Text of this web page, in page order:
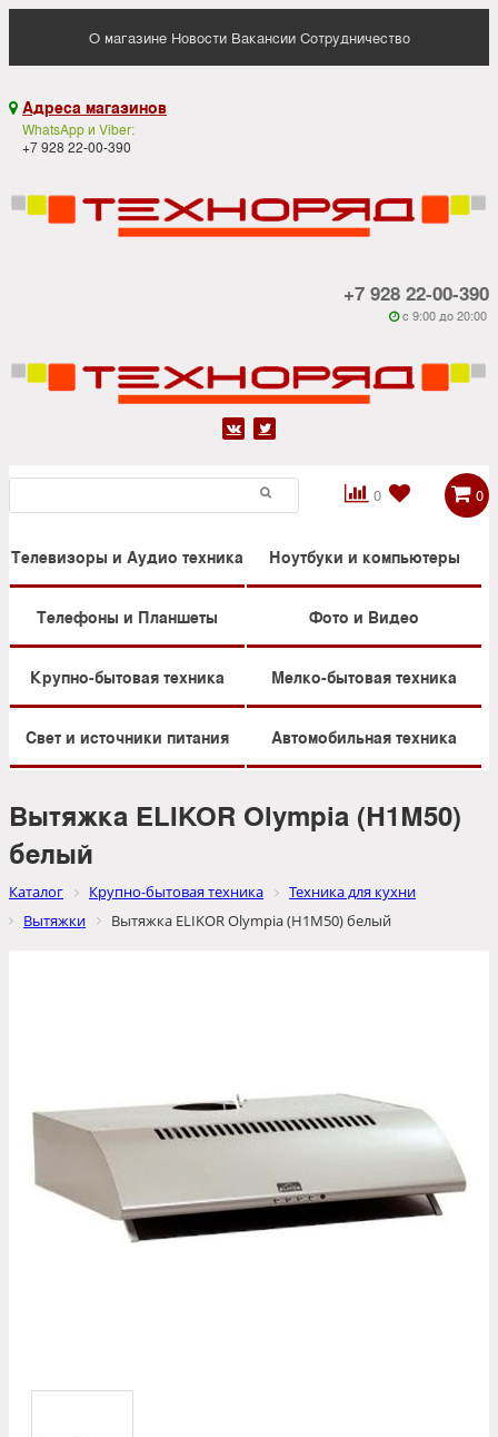
О магазине Новости Вакансии Сотрудничество
 Адреса магазинов
WhatsApp и Viber:
+7 928 22-00-390
+7 928 22-00-390
 c 9:00 до 20:00
 
0

 0
Телевизоры и Аудио техника Ноутбуки и компьютеры
Телефоны и Планшеты Фото и Видео
Крупно-бытовая техника Мелко-бытовая техника
Свет и источники питания Автомобильная техника
Вытяжка ELIKOR Olympia (Н1М50)
белый
Каталог Крупно-бытовая техника
Техника для кухни
Вытяжки
Вытяжка ELIKOR Olympia (Н1М50) белый